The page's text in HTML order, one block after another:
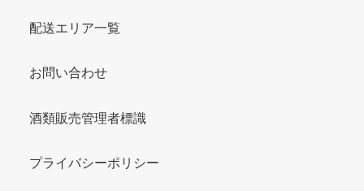
配送エリア一覧
お問い合わせ
酒類販売管理者標識
プライバシーポリシー